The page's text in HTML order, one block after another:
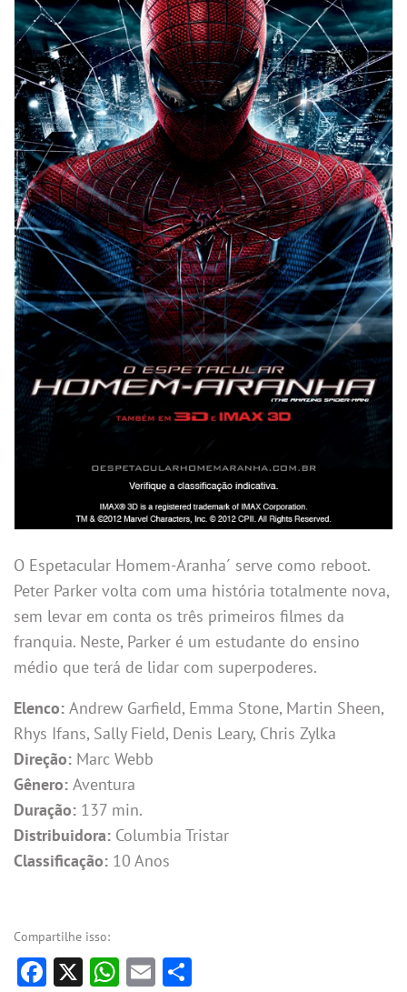
O Espetacular Homem-Aranha´ serve como reboot.
Peter Parker volta com uma história totalmente nova,
sem levar em conta os três primeiros filmes da
franquia. Neste, Parker é um estudante do ensino
médio que terá de lidar com superpoderes.
Elenco: Andrew Garfield, Emma Stone, Martin Sheen,
Rhys Ifans, Sally Field, Denis Leary, Chris Zylka
Direção: Marc Webb
Gênero: Aventura
Duração: 137 min.
Distribuidora: Columbia Tristar
Classificação: 10 Anos
Compartilhe isso:
Facebook
X WhatsApp
Email